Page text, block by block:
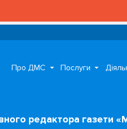
Про ДМС Послуги
редактора газети